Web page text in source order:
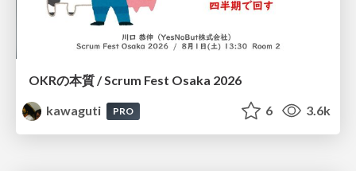
OKRの本質 / Scrum Fest Osaka 2026
kawaguti
PRO 6 3.6k